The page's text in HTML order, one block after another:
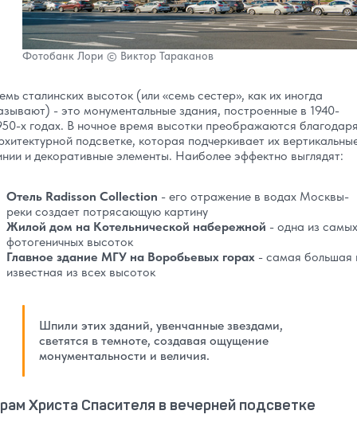
Фотобанк Лори © Виктор Тараканов
сталинских высоток (или «семь сестер», как их иногда
- это монументальные здания, построенные в 1940-
х годах. В ночное время высотки преображаются
подсветке, которая подчеркивает их
и декоративные элементы. Наиболее эффектно выглядят:
Отель Radisson Collection - его отражение в водах Москвы-
реки создает потрясающую картину
Жилой дом на Котельнической набережной - одна из самых
фотогеничных высоток
Главное здание МГУ на Воробьевых горах - самая большая
известная из всех высоток
Шпили этих зданий, увенчанные звездами,
светятся в темноте, создавая ощущение
монументальности и величия.
Христа Спасителя в вечерней подсветке